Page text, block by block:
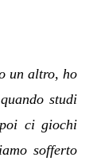
un altro, ho
studi
ci giochi
sofferto